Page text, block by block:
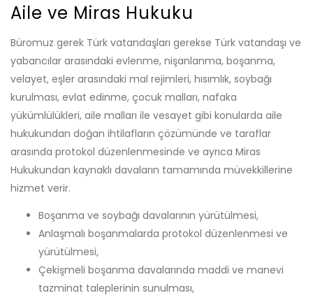
Aile ve Miras Hukuku
Büromuz gerek Türk vatandaşları gerekse Türk vatandaşı ve
yabancılar arasındaki evlenme, nişanlanma, boşanma,
velayet, eşler arasındaki mal rejimleri, hısımlık, soybağı
kurulması, evlat edinme, çocuk malları, nafaka
yükümlülükleri, aile malları ile vesayet gibi konularda aile
hukukundan doğan ihtilafların çözümünde ve taraflar
arasında protokol düzenlenmesinde ve ayrıca Miras
Hukukundan kaynaklı davaların tamamında müvekkillerine
hizmet verir.
Boşanma ve soybağı davalarının yürütülmesi,
Anlaşmalı boşanmalarda protokol düzenlenmesi ve
yürütülmesi,
Çekişmeli boşanma davalarında maddi ve manevi
tazminat taleplerinin sunulması,